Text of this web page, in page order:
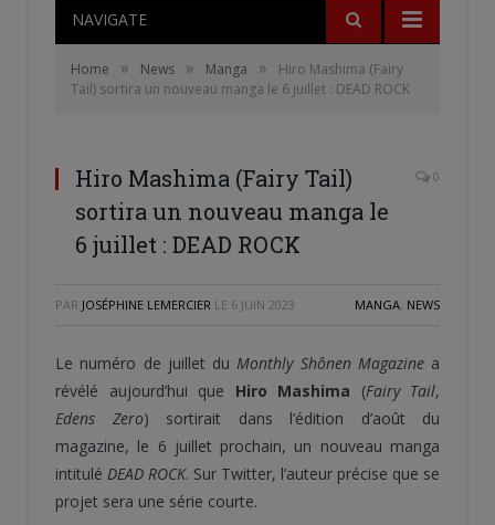
NAVIGATE
Home » News » Manga »
Hiro Mashima (Fairy
Tail) sortira un nouveau manga le 6 juillet : DEAD ROCK
Hiro Mashima (Fairy Tail)
sortira un nouveau manga le
6 juillet : DEAD ROCK
0
PAR JOSÉPHINE LEMERCIER LE 6 JUIN 2023 MANGA, NEWS
Le numéro de juillet duMonthly Shônen Magazinea
révélé aujourd’hui que Hiro Mashima (Fairy Tail,
Edens Zero) sortirait dans l’édition d’août du
magazine, le 6 juillet prochain, un nouveau manga
intitulé DEAD ROCK. Sur Twitter, l’auteur précise que se
projet sera une série courte.